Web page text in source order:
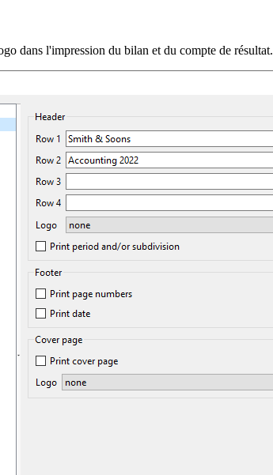
dans l'impression du bilan et du compte de résultat.